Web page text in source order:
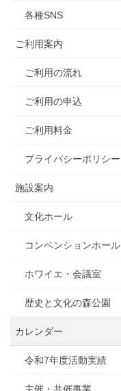
各種SNS
ご利用案内
ご利用の流れ
ご利用の申込
ご利用料金
プライバシーポリシー
施設案内
文化ホール
コンベンションホール
ホワイエ・会議室
歴史と文化の森公園
カレンダー
令和7年度活動実績